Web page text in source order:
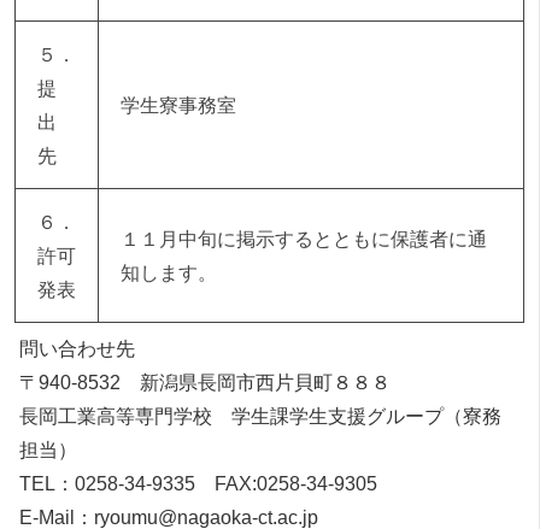
５．
提
出
先
学生寮事務室
６．
許可
発表
１１月中旬に掲示するとともに保護者に通
知します。
問い合わせ先
〒940-8532 新潟県長岡市西片貝町８８８
長岡工業高等専門学校 学生課学生支援グループ（寮務
担当）
TEL：0258-34-9335 FAX:0258-34-9305
E-Mail：ryoumu@nagaoka-ct.ac.jp